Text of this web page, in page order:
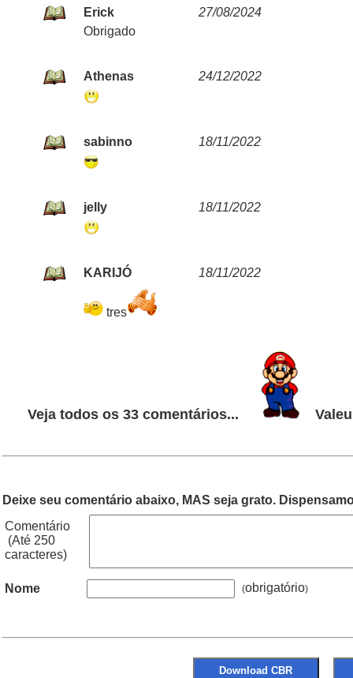
Erick
27/08/2024
Obrigado
Athenas 24/12/2022
sabinno 18/11/2022
jelly 18/11/2022
KARIJÓ 18/11/2022
tres
Veja todos os 33 comentários...
Deixe seu comentário abaixo, MAS seja grato.
Comentário
(Até 250
caracteres)
Nome (obrigatório